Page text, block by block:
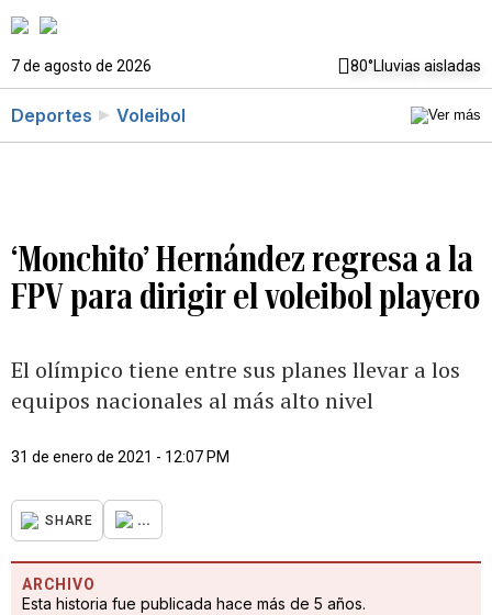
7 de agosto de 2026 80°Lluvias aisladas
Deportes Voleibol
‘Monchito’ Hernández regresa a la
FPV para dirigir el voleibol playero
El olímpico tiene entre sus planes llevar a los
equipos nacionales al más alto nivel
31 de enero de 2021 - 12:07 PM
SHARE ...
ARCHIVO
Esta historia fue publicada hace más de 5 años.